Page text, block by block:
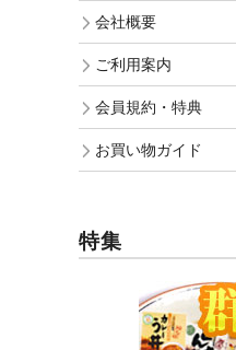
会社概要
ご利用案内
会員規約・特典
お買い物ガイド
特集